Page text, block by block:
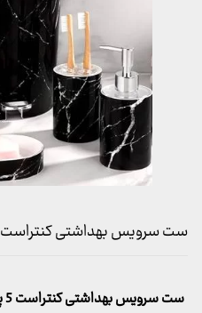
ست سرویس بهداشتی کنتراست 5 پارچه ماربل 4900
ست سرویس بهداشتی کنتراست 5 پارچه ماربل 4900